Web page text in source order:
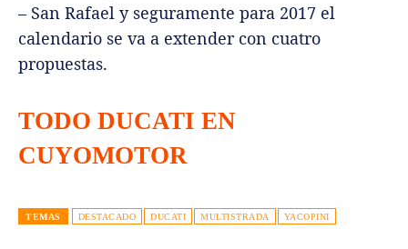
– San Rafael y seguramente para 2017 el
calendario se va a extender con cuatro
propuestas.
TODO DUCATI EN
CUYOMOTOR
TEMAS DESTACADO DUCATI MULTISTRADA YACOPINI